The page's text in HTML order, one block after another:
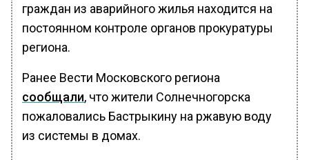
граждан из аварийного жилья находится на
постоянном контроле органов прокуратуры
региона.
Ранее Вести Московского региона
сообщали, что жители Солнечногорска
пожаловались Бастрыкину на ржавую воду
из системы в домах.